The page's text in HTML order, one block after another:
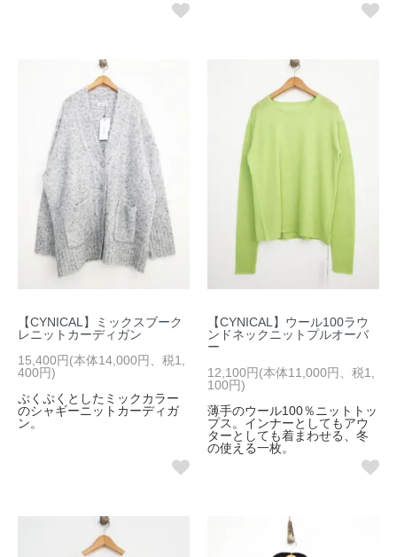
【CYNICAL】ミックスブーク
レニットカーディガン
15,400円(本体14,000円、税1,
400円)
ぷくぷくとしたミックカラー
のシャギーニットカーディガ
ン。
【CYNICAL】ウール100ラウ
ンドネックニットプルオーバ
ー
12,100円(本体11,000円、税1,
100円)
薄手のウール100％ニットトッ
プス。インナーとしてもアウ
ターとしても着まわせる、冬
の使える一枚。